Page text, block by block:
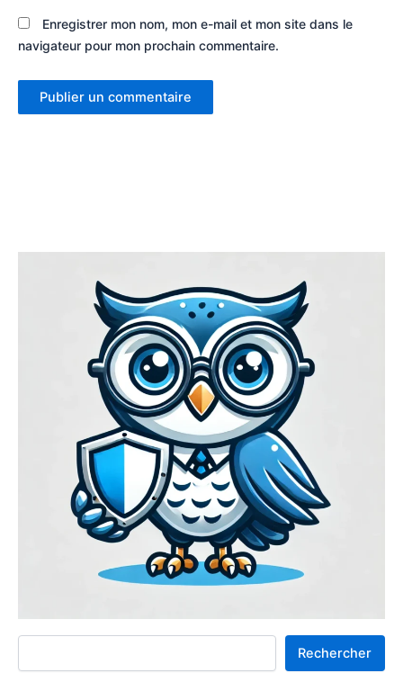
Enregistrer mon nom, mon e-mail et mon site dans le
navigateur pour mon prochain commentaire.
Rechercher
Rechercher